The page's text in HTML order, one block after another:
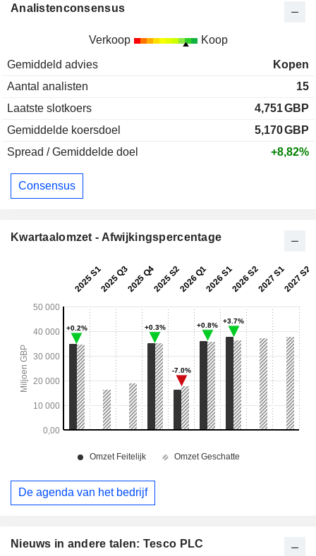
Nieuws in andere talen: Tesco PLC
Analistenconsensus
Verkoop Koop
Gemiddeld advies
Kopen
Aantal analisten
15
Laatste slotkoers
4,751GBP
Gemiddelde koersdoel
5,170GBP
Spread / Gemiddelde doel
+8,82%
Consensus
Kwartaalomzet - Afwijkingspercentage
De agenda van het bedrijf